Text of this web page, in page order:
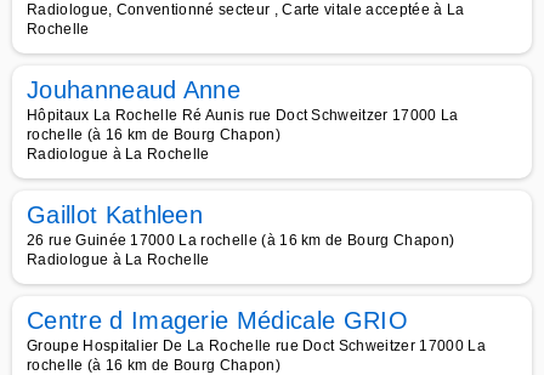
Radiologue, Conventionné secteur , Carte vitale acceptée à La
Rochelle
Jouhanneaud Anne
Hôpitaux La Rochelle Ré Aunis rue Doct Schweitzer 17000 La
rochelle (à 16 km de Bourg Chapon)
Radiologue à La Rochelle
Gaillot Kathleen
26 rue Guinée 17000 La rochelle (à 16 km de Bourg Chapon)
Radiologue à La Rochelle
Centre d Imagerie Médicale GRIO
Groupe Hospitalier De La Rochelle rue Doct Schweitzer 17000 La
rochelle (à 16 km de Bourg Chapon)